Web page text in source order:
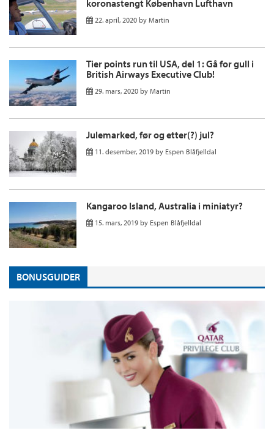
koronastengt København Lufthavn
22. april, 2020 by Martin
Tier points run til USA, del 1: Gå for gull i
British Airways Executive Club!
29. mars, 2020 by Martin
Julemarked, før og etter(?) jul?
11. desember, 2019 by Espen Blåfjelldal
Kangaroo Island, Australia i miniatyr?
15. mars, 2019 by Espen Blåfjelldal
BONUSGUIDER